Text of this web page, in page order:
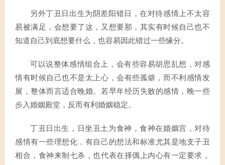
另外丁丑日出生为阴差阳错日，在对待感情上不太容
易被满足，会想要了这，又想要那，其实有时候自己也不
知道自己到底想要什么，也容易因此错过一些缘分。
可以说整体感情组合上，会有些容易胡思乱想，对感
情有时候自己也不是太上心，会有些孤僻，而不利感情发
展，整体而言适合晚婚。若早年经历失败的感情，晚一些
步入婚姻殿堂，反而有利婚姻稳定。
丁丑日出生，日坐丑土为食神，食神在婚姻宫，对待
感情有一些理想化，有自己的想法和标准尤其是地支子丑
相合，食神来制七杀，也代表在择偶上内心有一定要求，